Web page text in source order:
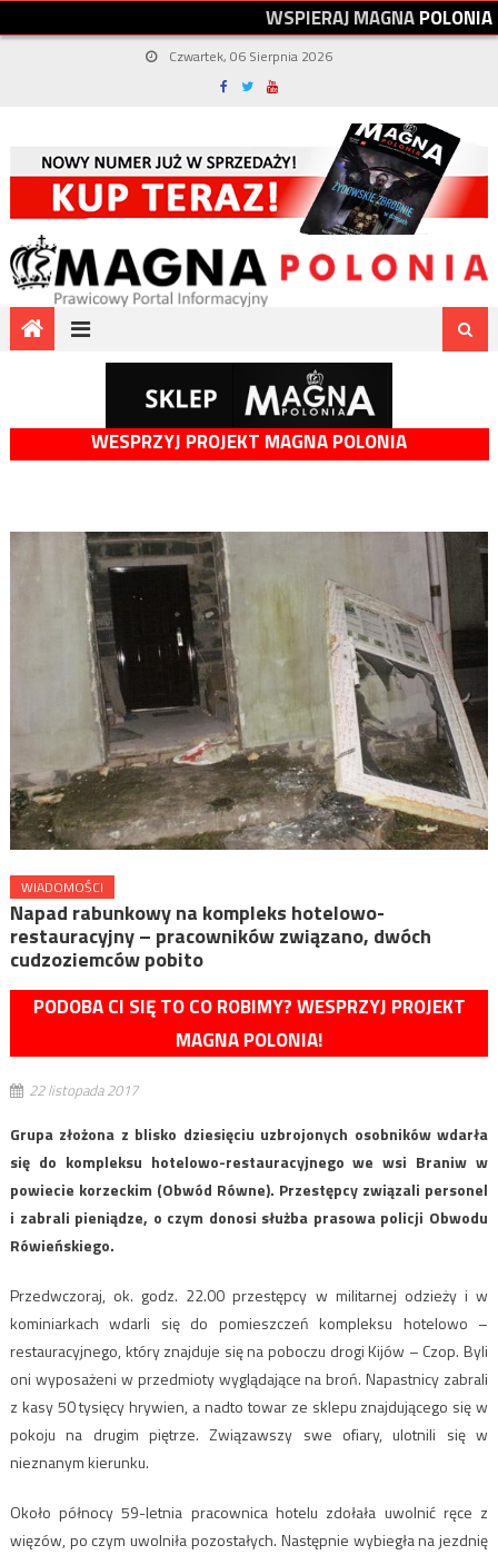
WSPIERAJMAGNAPOLONIA
Czwartek, 06 Sierpnia 2026
WESPRZYJ PROJEKT MAGNA POLONIA
WIADOMOŚCI
Napad rabunkowy na kompleks hotelowo-
restauracyjny – pracowników związano, dwóch
cudzoziemców pobito
PODOBA CI SIĘ TO CO ROBIMY? WESPRZYJ PROJEKT
MAGNA POLONIA!
22 listopada 2017
Grupa złożona z blisko dziesięciu uzbrojonych osobników wdarła
się do kompleksu hotelowo-restauracyjnego we wsi Braniw w
powiecie korzeckim (Obwód Równe). Przestępcy związali personel
i zabrali pieniądze, o czym donosi służba prasowa policji Obwodu
Rówieńskiego.
Przedwczoraj, ok. godz. 22.00 przestępcy w militarnej odzieży i w
kominiarkach wdarli się do pomieszczeń kompleksu hotelowo –
restauracyjnego, który znajduje się na poboczu drogi Kijów – Czop. Byli
oni wyposażeni w przedmioty wyglądające na broń. Napastnicy zabrali
z kasy 50 tysięcy hrywien, a nadto towar ze sklepu znajdującego się w
pokoju na drugim piętrze. Związawszy swe ofiary, ulotnili się w
nieznanym kierunku.
Około północy 59-letnia pracownica hotelu zdołała uwolnić ręce z
więzów, po czym uwolniła pozostałych. Następnie wybiegła na jezdnię